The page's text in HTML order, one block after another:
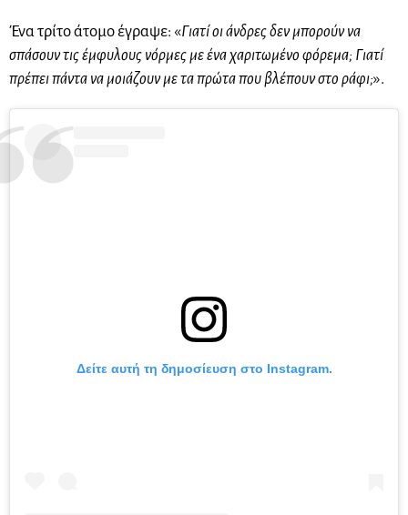
Ένα τρίτο άτομο έγραψε: «Γιατί οι άνδρες δεν μπορούν να
σπάσουν τις έμφυλους νόρμες με ένα χαριτωμένο φόρεμα; Γιατί
πρέπει πάντα να μοιάζουν με τα πρώτα που βλέπουν στο ράφι;».
Δείτε αυτή τη δημοσίευση στο Instagram.